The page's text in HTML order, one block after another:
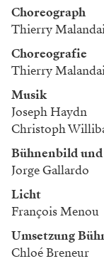
Choreograph
Thierry
Choreografie
Thierry
Musik
Joseph Haydn
Christoph
Bühnenbild
Jorge Gallardo
Licht
François Menou
Umsetzung
Chloé Breneur